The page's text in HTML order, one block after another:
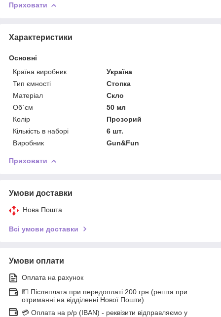
Приховати
Характеристики
Основні
Країна виробник
Україна
Тип ємності
Стопка
Матеріал
Скло
Об`єм
50 мл
Колір
Прозорий
Кількість в наборі
6 шт.
Виробник
Gun&Fun
Приховати
Умови доставки
Нова Пошта
Всі умови доставки
Умови оплати
Оплата на рахунок
💵 Післяплата при передоплаті 200 грн (решта при
отриманні на відділенні Нової Пошти)
💳 Оплата на р/р (IBAN) - реквізити відправляємо у